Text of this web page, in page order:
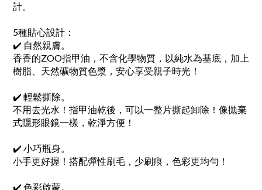
計。
5種貼心設計：
✔️ 自然親膚。
香香的ZOO指甲油，不含化學物質，以純水為基底，加上
樹脂、天然礦物質色漿，安心享受親子時光！
✔️ 輕鬆撕除。
不用去光水！指甲油乾後，可以一整片撕起卸除！像拋棄
式隱形眼鏡一樣，乾淨方便！
✔️ 小巧瓶身。
小手更好握！搭配彈性刷毛，少刷痕，色彩更均勻！
✔️ 色彩啟蒙。